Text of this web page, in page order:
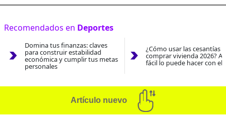
Recomendados en Deportes
Domina tus finanzas: claves
para construir estabilidad
económica y cumplir tus metas
personales
¿Cómo usar las cesantías
comprar vivienda 2026?
fácil lo puede hacer con el
Artículo nuevo